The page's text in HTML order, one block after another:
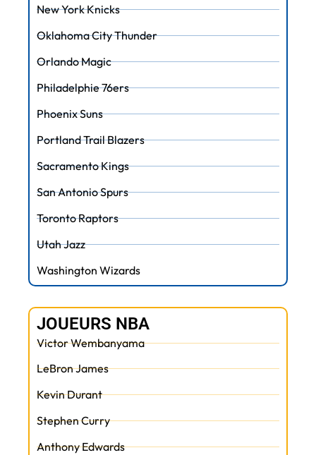
New York Knicks
Oklahoma City Thunder
Orlando Magic
Philadelphie 76ers
Phoenix Suns
Portland Trail Blazers
Sacramento Kings
San Antonio Spurs
Toronto Raptors
Utah Jazz
Washington Wizards
JOUEURS NBA
Victor Wembanyama
LeBron James
Kevin Durant
Stephen Curry
Anthony Edwards